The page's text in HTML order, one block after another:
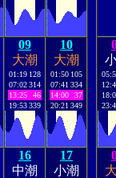
09
大潮
01:19 128
07:02314
13:25
46
19:53339
10
大潮
01:50 105
07:41 334
14:00
37
20:21 349
16
中潮
17
小潮